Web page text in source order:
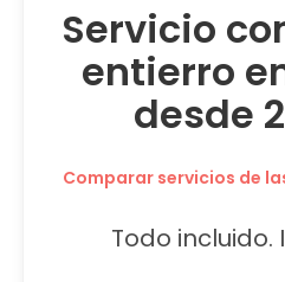
Servicio
entierro
desde
Comparar servicios de
Todo incluido.